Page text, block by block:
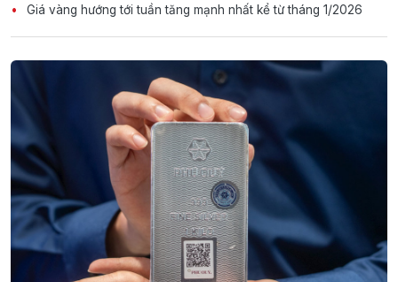
Giá vàng hướng tới tuần tăng mạnh nhất kể từ tháng 1/2026